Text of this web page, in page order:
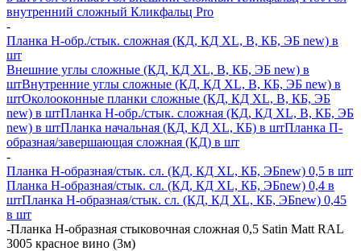
внутренний сложный Кликфальц Pro
-
Планка H-обр./стык. сложная (КД, КД XL, В, КБ, ЭБ new) в
шт
Внешние углы сложные (КД, КД XL, В, КБ, ЭБ new) в
штВнутренние углы сложные (КД, КД XL, В, КБ, ЭБ new) в
штОколооконные планки сложные (КД, КД XL, В, КБ, ЭБ
new) в штПланка H-обр./стык. сложная (КД, КД XL, В, КБ, ЭБ
new) в штПланка начальная (КД, КД XL, КБ) в штПланка П-
образная/завершающая сложная (КД) в шт
-
Планка H-образная/стык. сл. (КД, КД XL, КБ, ЭБnew) 0,5 в шт
Планка H-образная/стык. сл. (КД, КД XL, КБ, ЭБnew) 0,4 в
штПланка H-образная/стык. сл. (КД, КД XL, КБ, ЭБnew) 0,45
в шт
-Планка Н-образная стыковочная сложная 0,5 Satin Matt RAL
3005 красное вино (3м)